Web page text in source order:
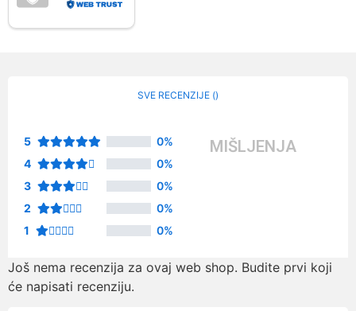
SVE RECENZIJE ()
5
0%
4
0%
3
0%
2
0%
1
0%
MIŠLJENJA
Još nema recenzija za ovaj web shop. Budite prvi koji
će napisati recenziju.